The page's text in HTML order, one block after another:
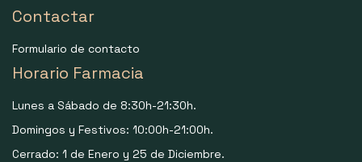
Contactar
Formulario de contacto
Horario Farmacia
Lunes a Sábado de 8:30h-21:30h.
Domingos y Festivos: 10:00h-21:00h.
Cerrado: 1 de Enero y 25 de Diciembre.